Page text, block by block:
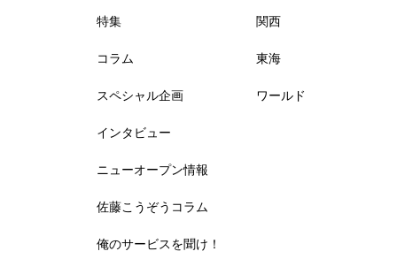
特集
コラム
スペシャル企画
インタビュー
ニューオープン情報
佐藤こうぞうコラム
俺のサービスを聞け！
関西
東海
ワールド